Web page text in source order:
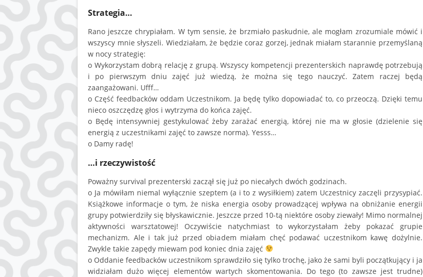
Strategia…
Rano jeszcze chrypiałam. W tym sensie, że brzmiało paskudnie, ale mogłam zrozumiale mówić i
wszyscy mnie słyszeli. Wiedziałam, że będzie coraz gorzej, jednak miałam starannie przemyślaną
w nocy strategię:
o Wykorzystam dobrą relację z grupą. Wszyscy kompetencji prezenterskich naprawdę potrzebują
i po pierwszym dniu zajęć już wiedzą, że można się tego nauczyć. Zatem raczej będą
zaangażowani. Ufff…
o Część feedbacków oddam Uczestnikom. Ja będę tylko dopowiadać to, co przeoczą. Dzięki temu
nieco oszczędzę głos i wytrzyma do końca zajęć.
o Będę intensywniej gestykulować żeby zarażać energią, której nie ma w głosie (dzielenie się
energią z uczestnikami zajęć to zawsze norma). Yesss…
o Damy radę!
…i rzeczywistość
Poważny survival prezenterski zaczął się już po niecałych dwóch godzinach.
o Ja mówiłam niemal wyłącznie szeptem (a i to z wysiłkiem) zatem Uczestnicy zaczęli przysypiać.
Książkowe informacje o tym, że niska energia osoby prowadzącej wpływa na obniżanie energii
grupy potwierdziły się błyskawicznie. Jeszcze przed 10-tą niektóre osoby ziewały! Mimo normalnej
aktywności warsztatowej! Oczywiście natychmiast to wykorzystałam żeby pokazać grupie
mechanizm. Ale i tak już przed obiadem miałam chęć podawać uczestnikom kawę dożylnie.
Zwykle takie zapędy miewam pod koniec dnia zajęć
o Oddanie feedbacków uczestnikom sprawdziło się tylko trochę, jako że sami byli początkujący i ja
widziałam dużo więcej elementów wartych skomentowania. Do tego (to zawsze jest trudne)